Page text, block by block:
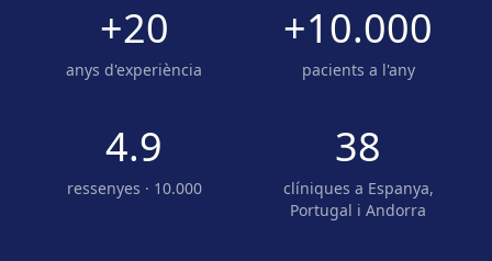
+20
anys d'experiència
+10.000
pacients a l'any
4.9
ressenyes · 10.000
38
clíniques a Espanya,
Portugal i Andorra